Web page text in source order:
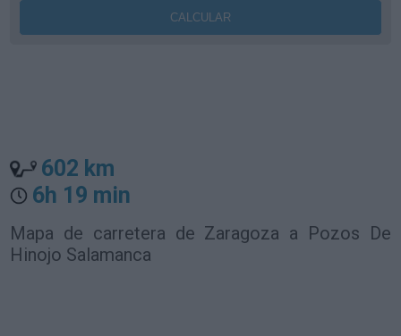
602 km
6h 19 min
Mapa de carretera de Zaragoza a Pozos De
Hinojo Salamanca